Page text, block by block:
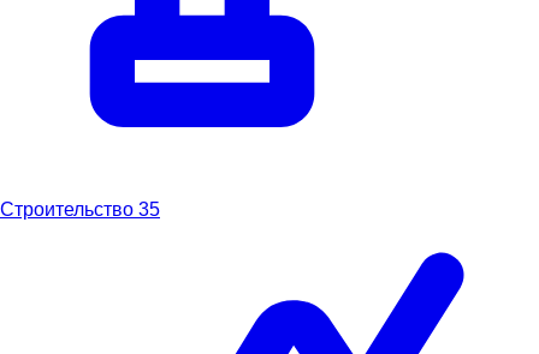
Строительство 35